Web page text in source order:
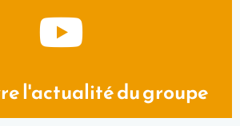
l'actualité du groupe